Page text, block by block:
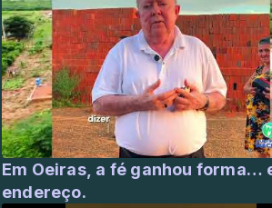
Em Oeiras, a fé ganhou forma…
endereço.